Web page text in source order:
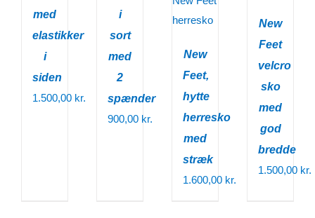
med
elastikker
i
siden
1.500,00 kr.
i
sort
med
2
spænder
900,00 kr.
New
Feet,
hytte
herresko
med
stræk
1.600,00 kr.
New
Feet
velcro
sko
med
god
bredde
1.500,00 kr.